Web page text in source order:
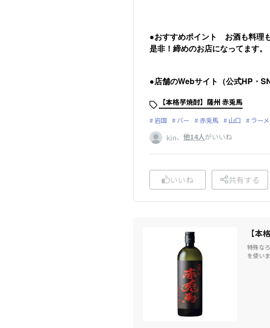
●おすすめポイント お酒も料理
是非！締めのお店になってます。
●店舗のWebサイト（公式HP・
【本格芋焼酎】薩州 赤兎馬
岩国 バー 赤兎馬 山口 ラー
kin、 他14人がいいね
いいね 共有する
【本
特殊な
を使い